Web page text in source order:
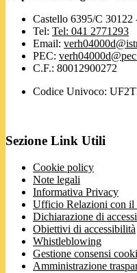
Castello 6395/C 30122
Tel: Tel: 041 2771293
Email:
PEC:
C.F.: 80012900272
Codice Univoco:
Sezione Link Utili
Cookie policy
Note legali
Informativa Privacy
Ufficio Relazioni con il
Dichiarazione di
Obiettivi di accessibilità
Whistleblowing
Gestione consensi
Amministrazione